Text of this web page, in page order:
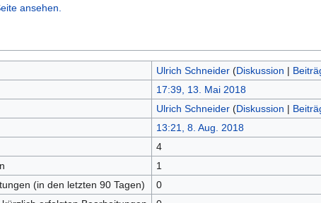
ansehen.
Ulrich Schneider (Diskussion |
17:39, 13. Mai 2018
Ulrich Schneider (Diskussion |
13:21, 8. Aug. 2018
4
1
(in den letzten 90 Tagen)
0